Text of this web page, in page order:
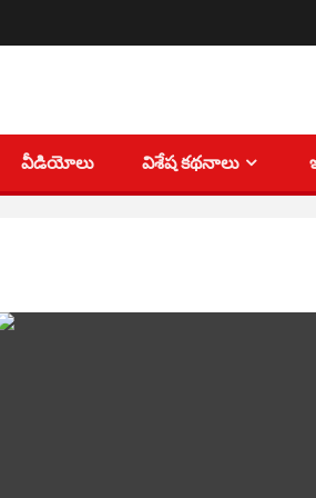
వీడియోలు విశేష కథనాలు